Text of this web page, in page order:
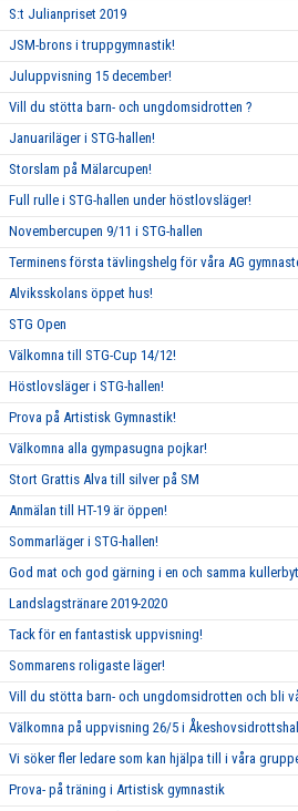
S:t Julianpriset 2019
JSM-brons i truppgymnastik!
Juluppvisning 15 december!
Vill du stötta barn- och ungdomsidrotten ?
Januariläger i STG-hallen!
Storslam på Mälarcupen!
Full rulle i STG-hallen under höstlovsläger!
Novembercupen 9/11 i STG-hallen
Terminens första tävlingshelg för våra AG
Alviksskolans öppet hus!
STG Open
Välkomna till STG-Cup 14/12!
Höstlovsläger i STG-hallen!
Prova på Artistisk Gymnastik!
Välkomna alla gympasugna pojkar!
Stort Grattis Alva till silver på SM
Anmälan till HT-19 är öppen!
Sommarläger i STG-hallen!
God mat och god gärning i en och samma
Landslagstränare 2019-2020
Tack för en fantastisk uppvisning!
Sommarens roligaste läger!
Vill du stötta barn- och ungdomsidrotten och bli
Välkomna på uppvisning 26/5 i Åkeshovsidrottshall
Vi söker fler ledare som kan hjälpa till i våra
Prova- på träning i Artistisk gymnastik